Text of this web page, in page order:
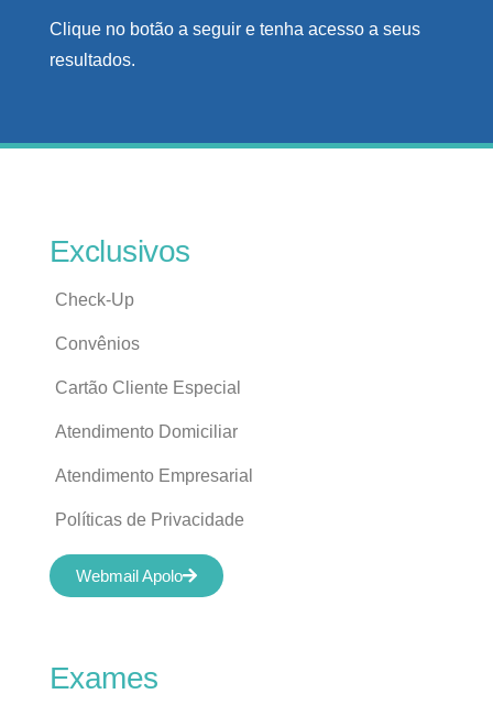
Clique no botão a seguir e tenha acesso a seus
resultados.
Exames
Exclusivos
Check-Up
Convênios
Cartão Cliente Especial
Atendimento Domiciliar
Atendimento Empresarial
Políticas de Privacidade
Webmail Apolo